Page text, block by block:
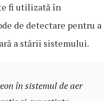
fi utilizată în
de detectare pentru a
a stării sistemului.
în sistemul de aer